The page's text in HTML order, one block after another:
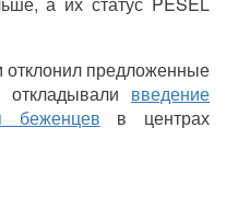
предложенные
введение
беженцев в центрах